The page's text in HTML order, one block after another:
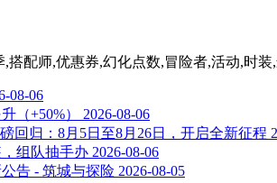
搭配师,优惠券,幻化点数,冒险者,活动,时
08-06
（+50%）
2026-08-06
回归：8月5日至8月26日，开启全新征程
组队抽手办 2026-08-06
公告 - 筑城与探险 2026-08-05